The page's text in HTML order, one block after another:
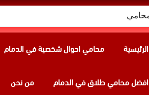
الرئيسية محامي احوال شخصية في الدمام
افضل محامي طلاق في الدمام من نحن